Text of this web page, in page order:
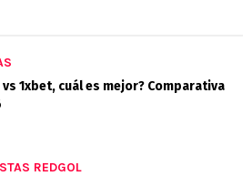
1xbet, cuál es mejor? Comparativa
REDGOL